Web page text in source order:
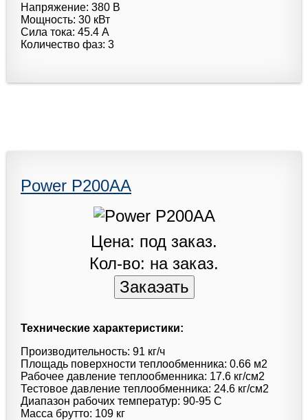
Напряжение: 380 В
Мощность: 30 кВт
Сила тока: 45.4 А
Количество фаз: 3
Power P200AA
Цена: под заказ.
Кол-во: на заказ.
Технические характеристики:
Производительность: 91 кг/ч
Площадь поверхности теплообменника: 0.66 м2
Рабочее давление теплообменника: 17.6 кг/см2
Тестовое давление теплообменника: 24.6 кг/см2
Диапазон рабочих температур: 90-95 C
Масса брутто: 109 кг